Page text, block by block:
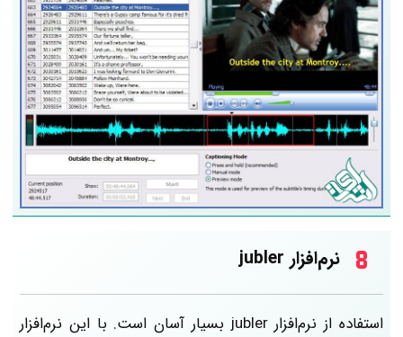
نرم‌افزار jubler
استفاده از نرم‌افزار jubler بسیار آسان است. با این نرم‌افزار